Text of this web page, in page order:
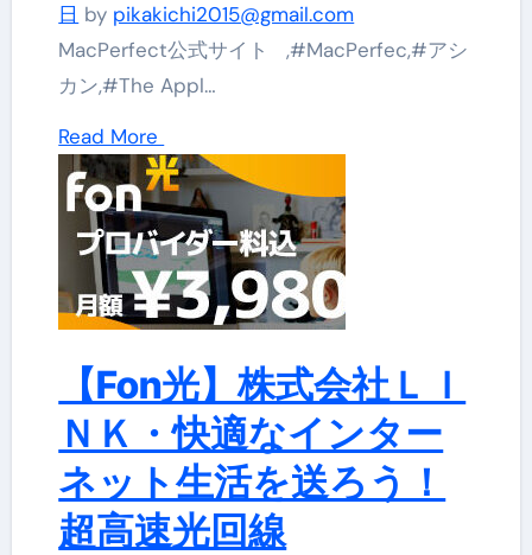
日 by pikakichi2015@gmail.com
MacPerfect公式サイト ,#MacPerfec,#アシ
カン,#The Appl…
Read More
【Fon光】株式会社ＬＩ
ＮＫ・快適なインター
ネット生活を送ろう！
超高速光回線